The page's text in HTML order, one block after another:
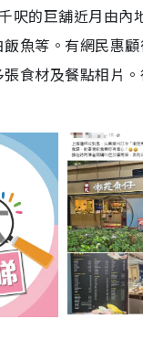
呎的巨舖近月由
魚等。有網民惠
食材及餐點相片